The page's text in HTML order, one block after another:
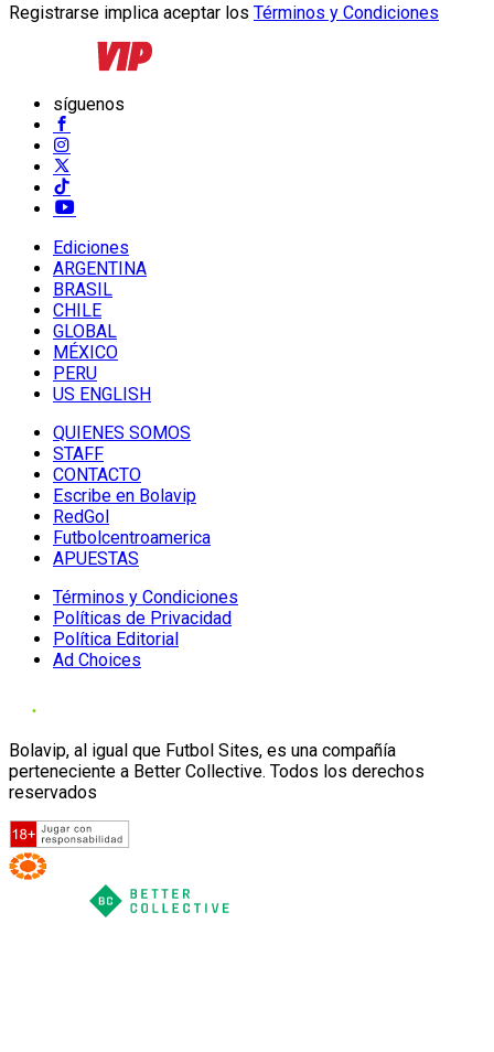
Registrarse implica aceptar los Términos y Condiciones
síguenos
Ediciones
ARGENTINA
BRASIL
CHILE
GLOBAL
MÉXICO
PERU
US ENGLISH
QUIENES SOMOS
STAFF
CONTACTO
Escribe en Bolavip
RedGol
Futbolcentroamerica
APUESTAS
Términos y Condiciones
Políticas de Privacidad
Política Editorial
Ad Choices
Bolavip, al igual que Futbol Sites, es una compañía
perteneciente a Better Collective. Todos los derechos
reservados